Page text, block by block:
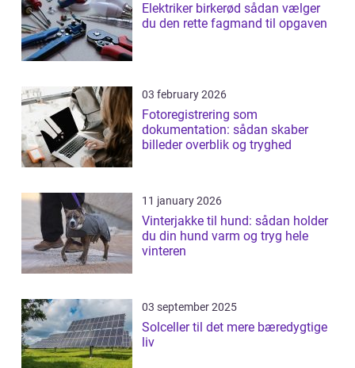
Elektriker birkerød sådan vælger
du den rette fagmand til opgaven
03 february 2026
Fotoregistrering som
dokumentation: sådan skaber
billeder overblik og tryghed
11 january 2026
Vinterjakke til hund: sådan holder
du din hund varm og tryg hele
vinteren
03 september 2025
Solceller til det mere bæredygtige
liv